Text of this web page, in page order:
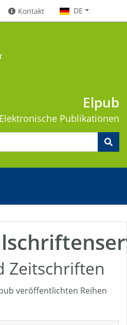
Kontakt DE
Elpub
Elektronische Publikationen
Zeitschriften
veröffentlichten Reihen